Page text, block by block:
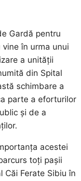
Gardă pentru
în urma unui
a unității
din Spital
schimbare a
parte a eforturilor
și de a
acestei
toți pașii
Căi Ferate Sibiu în